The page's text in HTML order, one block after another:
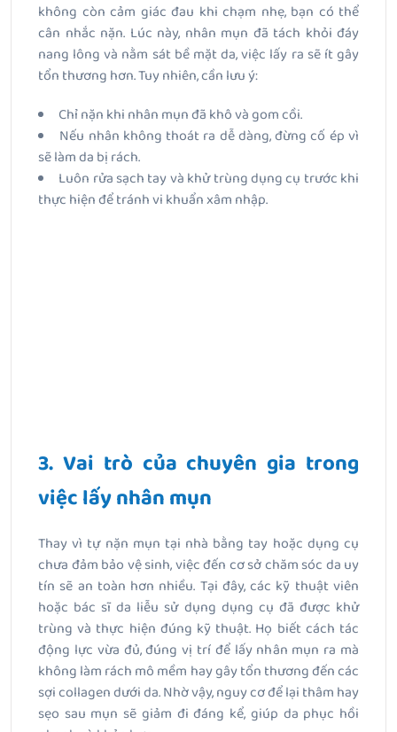
không còn cảm giác đau khi chạm nhẹ, bạn có thể
cân nhắc nặn. Lúc này, nhân mụn đã tách khỏi đáy
nang lông và nằm sát bề mặt da, việc lấy ra sẽ ít gây
tổn thương hơn. Tuy nhiên, cần lưu ý:
Chỉ nặn khi nhân mụn đã khô và gom cồi.
Nếu nhân không thoát ra dễ dàng, đừng cố ép vì
sẽ làm da bị rách.
Luôn rửa sạch tay và khử trùng dụng cụ trước khi
thực hiện để tránh vi khuẩn xâm nhập.
3. Vai trò của chuyên gia trong
việc lấy nhân mụn
Thay vì tự nặn mụn tại nhà bằng tay hoặc dụng cụ
chưa đảm bảo vệ sinh, việc đến cơ sở chăm sóc da uy
tín sẽ an toàn hơn nhiều. Tại đây, các kỹ thuật viên
hoặc bác sĩ da liễu sử dụng dụng cụ đã được khử
trùng và thực hiện đúng kỹ thuật. Họ biết cách tác
động lực vừa đủ, đúng vị trí để lấy nhân mụn ra mà
không làm rách mô mềm hay gây tổn thương đến các
sợi collagen dưới da. Nhờ vậy, nguy cơ để lại thâm hay
sẹo sau mụn sẽ giảm đi đáng kể, giúp da phục hồi